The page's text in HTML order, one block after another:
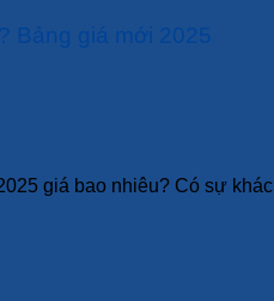
Bảng giá mới 2025
giá bao nhiêu? Có sự